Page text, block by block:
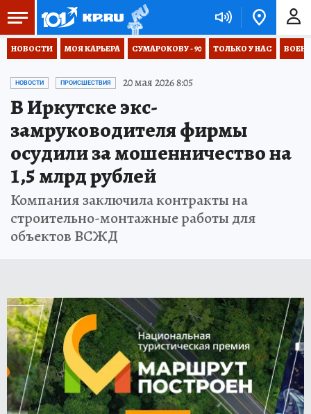
НОВОСТИ МОЯ КАРЬЕРА СУМАРОКОВУ - 90 ТОЛЬКО У НАС
НОВОСТИ ПРОИСШЕСТВИЯ 20 мая 2026 8:05
В Иркутске экс-
замруководителя фирмы
осудили за мошенничество на
1,5 млрд рублей
Компания заключила контракты на
строительно-монтажные работы для
объектов ВСЖД